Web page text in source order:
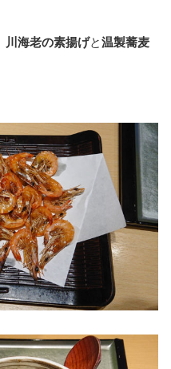
川海老の素揚げと温製蕎麦